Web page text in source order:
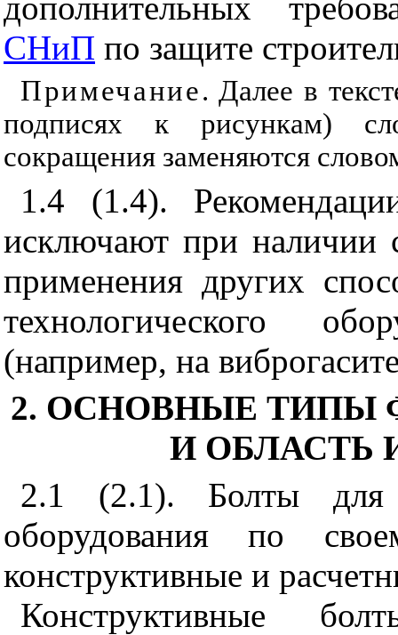
СНиП по защите
Примечание. Далее в
подписях к рисункам)
сокращения заменяются
1.4 (1.4).
исключают при наличии
применения других
технологического
(например, на
2. ОСНОВНЫЕ ТИПЫ
И ОБЛАСТЬ
2.1 (2.1). Болты для
оборудования по
конструктивные и
Конструктивные